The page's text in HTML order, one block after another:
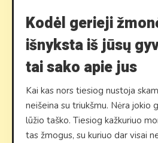
Kodėl gerieji
išnyksta iš jūsų
tai sako apie jus
Kai kas nors tiesiog nustoja
neišeina su triukšmu. Nėra jokio
lūžio taško. Tiesiog kažkuriuo
tas žmogus, su kuriuo dar visai